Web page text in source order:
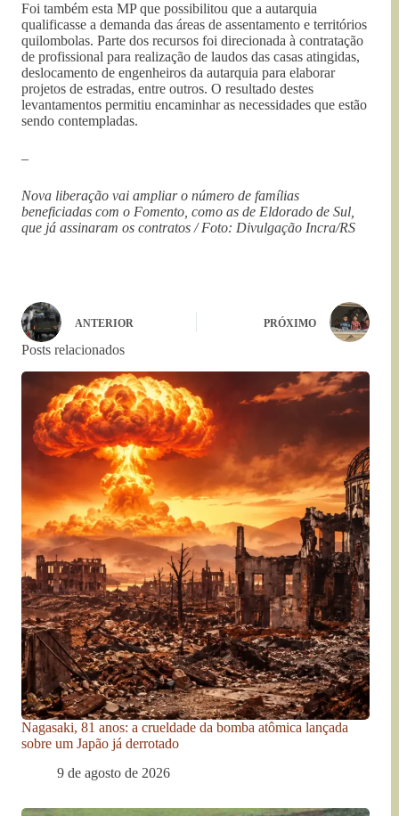
Foi também esta MP que possibilitou que a autarquia
qualificasse a demanda das áreas de assentamento e territórios
quilombolas. Parte dos recursos foi direcionada à contratação
de profissional para realização de laudos das casas atingidas,
deslocamento de engenheiros da autarquia para elaborar
projetos de estradas, entre outros. O resultado destes
levantamentos permitiu encaminhar as necessidades que estão
sendo contempladas.
–
Nova liberação vai ampliar o número de famílias
beneficiadas com o Fomento, como as de Eldorado de Sul,
que já assinaram os contratos / Foto: Divulgação Incra/RS
ANTERIOR PRÓXIMO
Posts relacionados
Nagasaki, 81 anos: a crueldade da bomba atômica lançada
sobre um Japão já derrotado
9 de agosto de 2026